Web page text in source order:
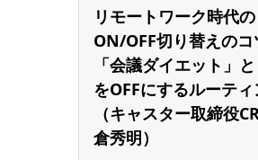
リモートワーク時代の
ON/OFF切り替えのコ
「会議ダイエット」
をOFFにするルーティ
（キャスター取締役
倉秀明）